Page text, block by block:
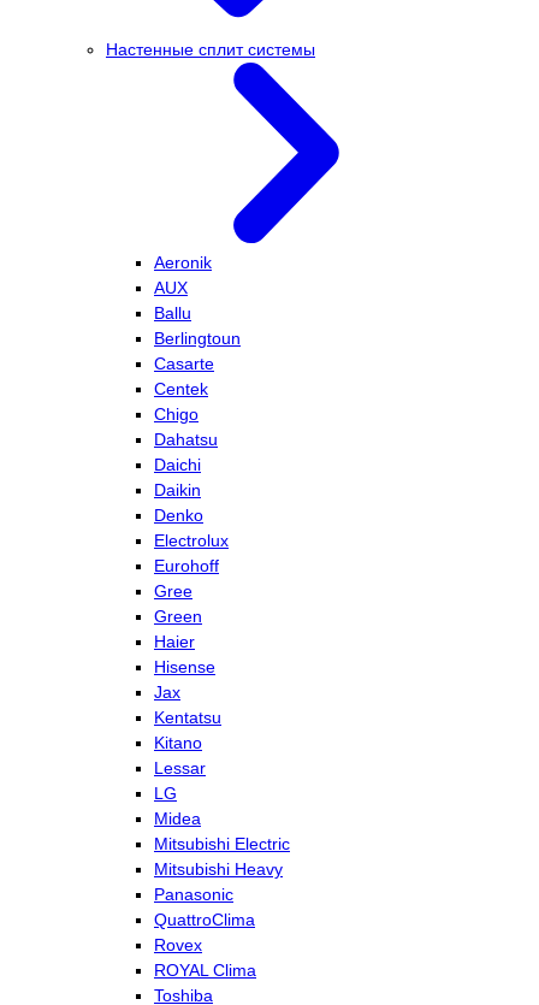
Настенные сплит системы
Aeronik
AUX
Ballu
Berlingtoun
Casarte
Centek
Chigo
Dahatsu
Daichi
Daikin
Denko
Electrolux
Eurohoff
Gree
Green
Haier
Hisense
Jax
Kentatsu
Kitano
Lessar
LG
Midea
Mitsubishi Electric
Mitsubishi Heavy
Panasonic
QuattroClima
Rovex
ROYAL Clima
Toshiba